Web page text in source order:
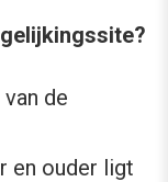
de
en ouder ligt